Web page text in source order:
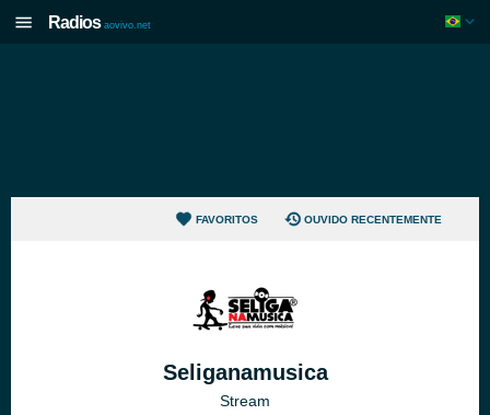
Radios aovivo.net
FAVORITOS OUVIDO RECENTEMENTE
Seliganamusica
Stream